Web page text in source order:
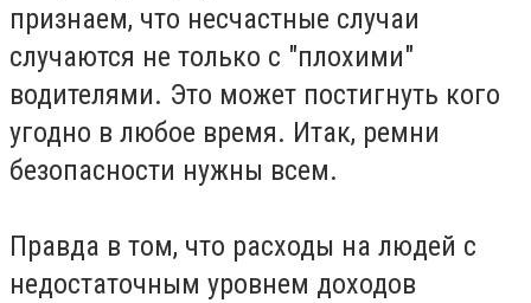
признаем, что несчастные случаи
случаются не только с "плохими"
водителями. Это может постигнуть кого
угодно в любое время. Итак, ремни
безопасности нужны всем.
Правда в том, что расходы на людей с
недостаточным уровнем доходов